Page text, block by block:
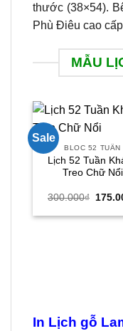
thước (38×54).
Phù Điêu cao
MẪU
Sale
BLOC 52 TUẦN
Lịch 52 Tuần
Treo Chữ Nổi
300.000₫
Giá
là:
In Lịch gỗ